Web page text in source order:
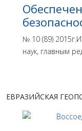
№ 10 (89)
наук, главным
ЕВРАЗИЙСКАЯ